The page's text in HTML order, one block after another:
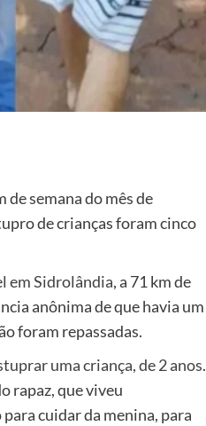
semana do mês de
de crianças foram cinco
em Sidrolândia, a 71 km de
anônima de que havia um
foram repassadas.
uma criança, de 2 anos.
rapaz, que viveu
cuidar da menina, para